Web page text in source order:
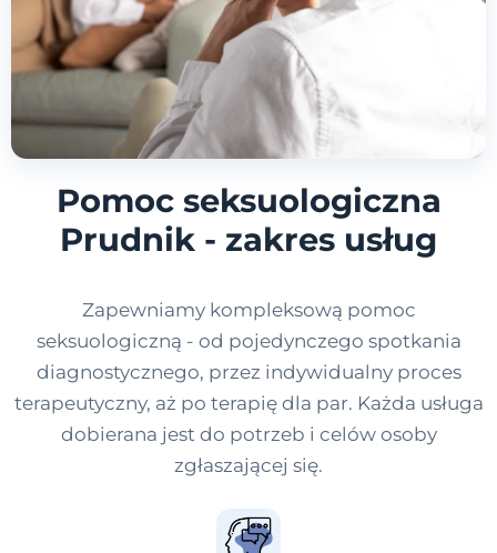
Pomoc seksuologiczna
Prudnik - zakres usług
Zapewniamy kompleksową pomoc
seksuologiczną - od pojedynczego spotkania
diagnostycznego, przez indywidualny proces
terapeutyczny, aż po terapię dla par. Każda usługa
dobierana jest do potrzeb i celów osoby
zgłaszającej się.